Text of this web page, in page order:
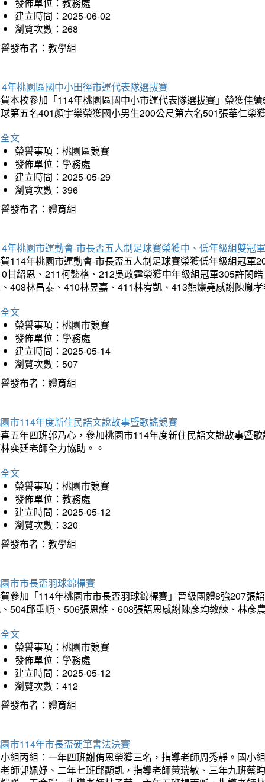
建立時間：2025-06-02
瀏覽次數：268
發布者：教學組
年桃園區國中小田徑市運代表隊選拔賽
本校參加「114年桃園區國中小市運代表隊選拔賽」榮獲佳
第五名401顏宇樂榮獲國小男生200公尺第六名501張華仁
文
榮譽事項：桃園區競賽
發佈單位：學務處
建立時間：2025-05-29
瀏覽次數：396
發布者：體育組
年桃園市運動會-市長盃五人制足球賽榮獲中、低年級組雙冠軍
114年桃園市運動會-市長盃五人制足球賽榮獲低年級組冠
甘紹恩、211柯懿格、212吳政霆榮獲中年級組冠軍305許閔
408林昌泰、410林昱嘉、411林宥凱、413熊爍堯感謝陳胤
文
榮譽事項：桃園市競賽
發佈單位：學務處
建立時間：2025-05-14
瀏覽次數：507
發布者：體育組
市114年度新住民語文說故事暨歌謠競賽
五年四班郭乃心，參加桃園市114年度新住民語文說故事暨
奕廷老師全力協助。。
文
榮譽事項：桃園市競賽
發佈單位：教務處
建立時間：2025-05-12
瀏覽次數：320
發布者：教學組
市市長盃羽球錦標賽
參加「114年桃園市市長盃羽球錦標賽」晉級團體8強207張
504邱垂順、506張恩維、608張語恩感謝陳彥均教練、林彥
文
榮譽事項：桃園市競賽
發佈單位：學務處
建立時間：2025-05-12
瀏覽次數：412
發布者：體育組
市114年市長盃硬筆書法決賽
組丙組：一年四班謝侑恩榮獲三名，指導老師周秀靜。國小
師郭姵妤、二年七班邱顯凱，指導老師黃瑞敏、三年九班蔡